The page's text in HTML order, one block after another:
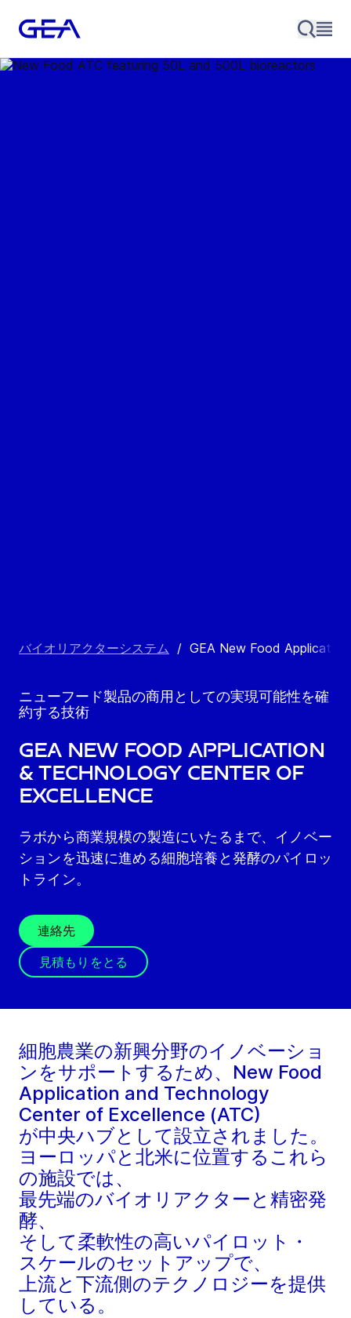
バイオリアクターシステム / GEA New Food
ニューフード製品の商用としての実現可能性を確
約する技術
GEA New Food Application
& Technology Center of
Excellence
ラボから商業規模の製造にいたるまで、イノベー
ションを迅速に進める細胞培養と発酵のパイロッ
トライン。
連絡先
見積もりをとる
細胞農業の新興分野のイノベーショ
ンをサポートするため、New Food
Application and Technology
Center of Excellence (ATC)
が中央ハブとして設立されました。
ヨーロッパと北米に位置するこれら
の施設では、
最先端のバイオリアクターと精密発
酵、
そして柔軟性の高いパイロット・
スケールのセットアップで、
上流と下流側のテクノロジーを提供
している。